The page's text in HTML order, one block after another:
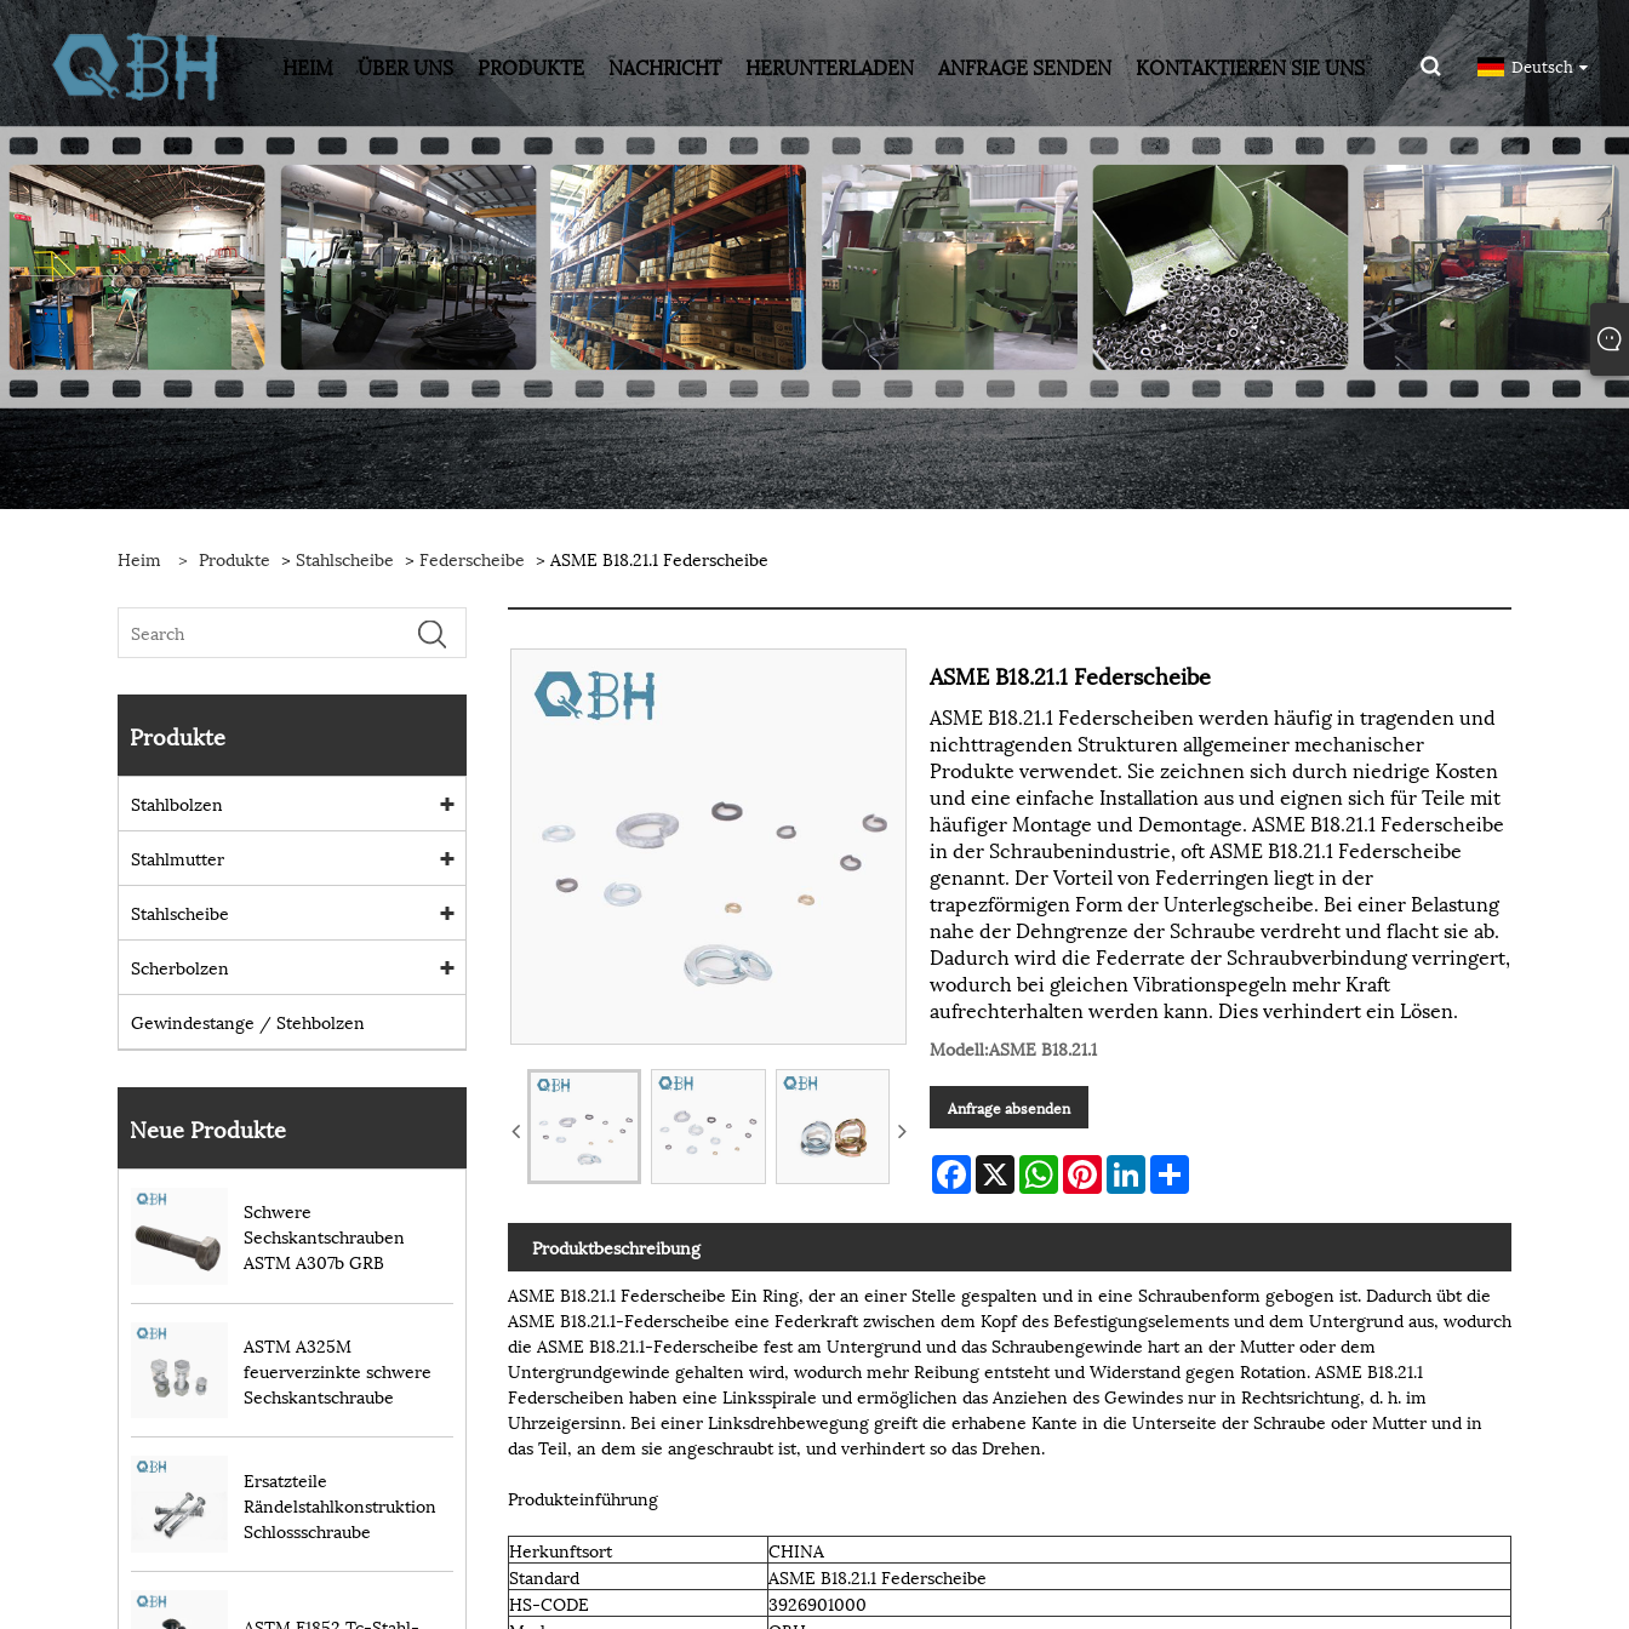
HEIM ÜBER UNS PRODUKTE NACHRICHT HERUNTERLADEN ANFRAGE SENDEN KONTAKTIEREN SIE UNS Deutsch
Heim > Produkte > Stahlscheibe > Federscheibe > ASME B18.21.1 Federscheibe
Produkte
Stahlbolzen
Stahlmutter
Stahlscheibe
Scherbolzen
Gewindestange / Stehbolzen
Neue Produkte
Schwere
Sechskantschrauben
ASTM A307b GRB
ASTM A325M
feuerverzinkte schwere
Sechskantschraube
Ersatzteile
Rändelstahlkonstruktion
Schlossschraube
ASME B18.21.1 Federscheibe
ASME B18.21.1 Federscheiben werden häufig in tragenden und
nichttragenden Strukturen allgemeiner mechanischer
Produkte verwendet. Sie zeichnen sich durch niedrige Kosten
und eine einfache Installation aus und eignen sich für Teile mit
häufiger Montage und Demontage. ASME B18.21.1 Federscheibe
in der Schraubenindustrie, oft ASME B18.21.1 Federscheibe
genannt. Der Vorteil von Federringen liegt in der
trapezförmigen Form der Unterlegscheibe. Bei einer Belastung
nahe der Dehngrenze der Schraube verdreht und flacht sie ab.
Dadurch wird die Federrate der Schraubverbindung verringert,
wodurch bei gleichen Vibrationspegeln mehr Kraft
aufrechterhalten werden kann. Dies verhindert ein Lösen.
Modell:ASME B18.21.1
Anfrage absenden
Facebook
X WhatsAppPinterestLinkedInShare
Produktbeschreibung
ASME B18.21.1 Federscheibe Ein Ring, der an einer Stelle gespalten und in eine Schraubenform gebogen ist. Dadurch übt die
ASME B18.21.1-Federscheibe eine Federkraft zwischen dem Kopf des Befestigungselements und dem Untergrund aus, wodurch
die ASME B18.21.1-Federscheibe fest am Untergrund und das Schraubengewinde hart an der Mutter oder dem
Untergrundgewinde gehalten wird, wodurch mehr Reibung entsteht und Widerstand gegen Rotation. ASME B18.21.1
Federscheiben haben eine Linksspirale und ermöglichen das Anziehen des Gewindes nur in Rechtsrichtung, d. h. im
Uhrzeigersinn. Bei einer Linksdrehbewegung greift die erhabene Kante in die Unterseite der Schraube oder Mutter und in
das Teil, an dem sie angeschraubt ist, und verhindert so das Drehen.
Produkteinführung
Herkunftsort
CHINA
Standard
ASME B18.21.1 Federscheibe
HS-CODE
3926901000